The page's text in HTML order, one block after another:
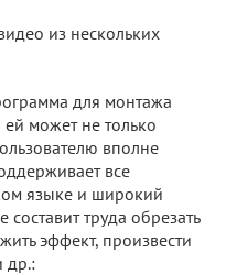
из нескольких
для монтажа
может не только
вполне
все
языке и широкий
труда обрезать
эффект, произвести
др.: